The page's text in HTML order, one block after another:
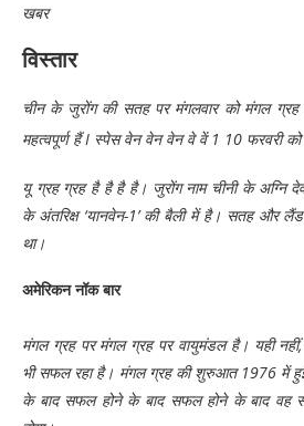
खबर
विस्तार
चीन के जुरोंग की सतह पर मंगलवार को मंगल
महत्वपूर्ण हैं I स्पेस वेन वेन वेन वे वें 1 10 फरवरी
यू️ ग्रह️️ ग्रह️️️️️️️️️️️️️️️️️️️️️️️️️ है है है है। जुरोंग नाम चीनी के अग्नि
के अंतरिक्ष ‘यानवेन-1’ की बैली में है। सतह और
था।
अमेरिकन नॉक बार
मंगल ग्रह पर मंगल ग्रह पर वायुमंडल है। यही
भी सफल रहा है। मंगल ग्रह की शुरुआत 1976 में
के बाद सफल होने के बाद सफल होने के बाद वह